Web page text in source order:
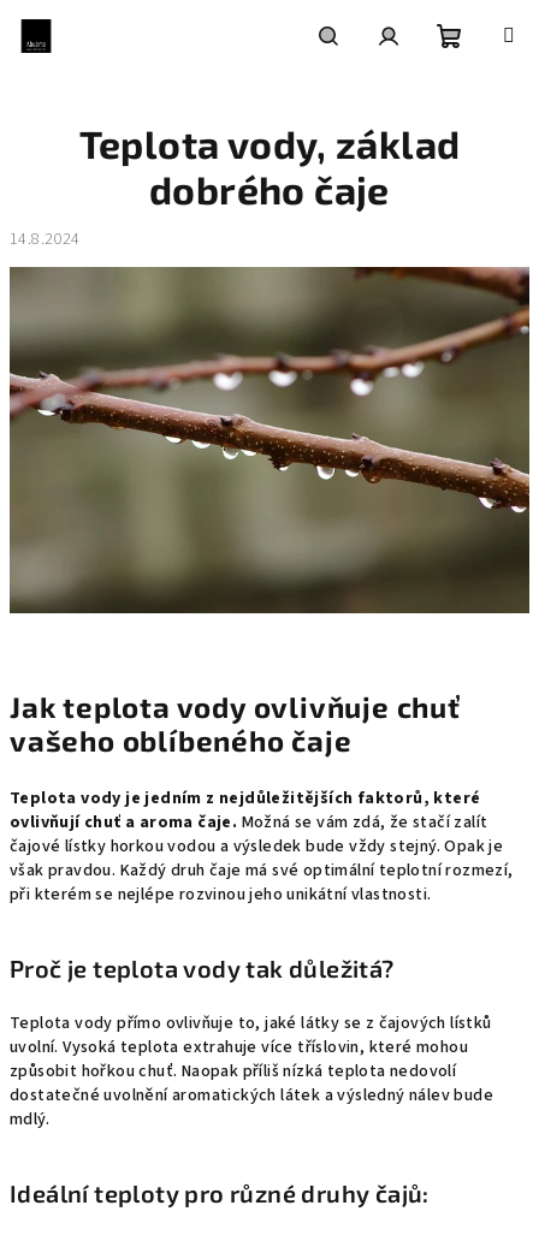
obsah
košík
Teplota vody, základ
dobrého čaje
14.8.2024
Jak teplota vody ovlivňuje chuť
vašeho oblíbeného čaje
Teplota vody je jedním z nejdůležitějších faktorů, které
ovlivňují chuť a aroma čaje. Možná se vám zdá, že stačí zalít
čajové lístky horkou vodou a výsledek bude vždy stejný. Opak je
však pravdou. Každý druh čaje má své optimální teplotní rozmezí,
při kterém se nejlépe rozvinou jeho unikátní vlastnosti.
Proč je teplota vody tak důležitá?
Teplota vody přímo ovlivňuje to, jaké látky se z čajových lístků
uvolní. Vysoká teplota extrahuje více tříslovin, které mohou
způsobit hořkou chuť. Naopak příliš nízká teplota nedovolí
dostatečné uvolnění aromatických látek a výsledný nálev bude
mdlý.
Ideální teploty pro různé druhy čajů: